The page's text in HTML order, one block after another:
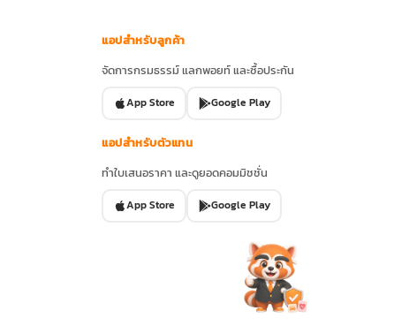
แอปสำหรับลูกค้า
จัดการกรมธรรม์ แลกพอยท์ และซื้อประกัน
App Store Google Play
แอปสำหรับตัวแทน
ทำใบเสนอราคา และดูยอดคอมมิชชั่น
App Store Google Play